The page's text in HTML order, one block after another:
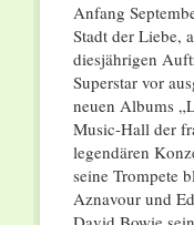
Anfang
Stadt der Liebe,
diesjährigen
Superstar vor
neuen Albums
Music-Hall der
legendären
seine Trompete
Aznavour und